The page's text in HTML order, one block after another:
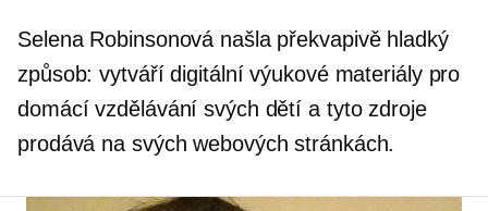
Selena Robinsonová našla překvapivě hladký
způsob: vytváří digitální výukové materiály pro
domácí vzdělávání svých dětí a tyto zdroje
prodává na svých webových stránkách.